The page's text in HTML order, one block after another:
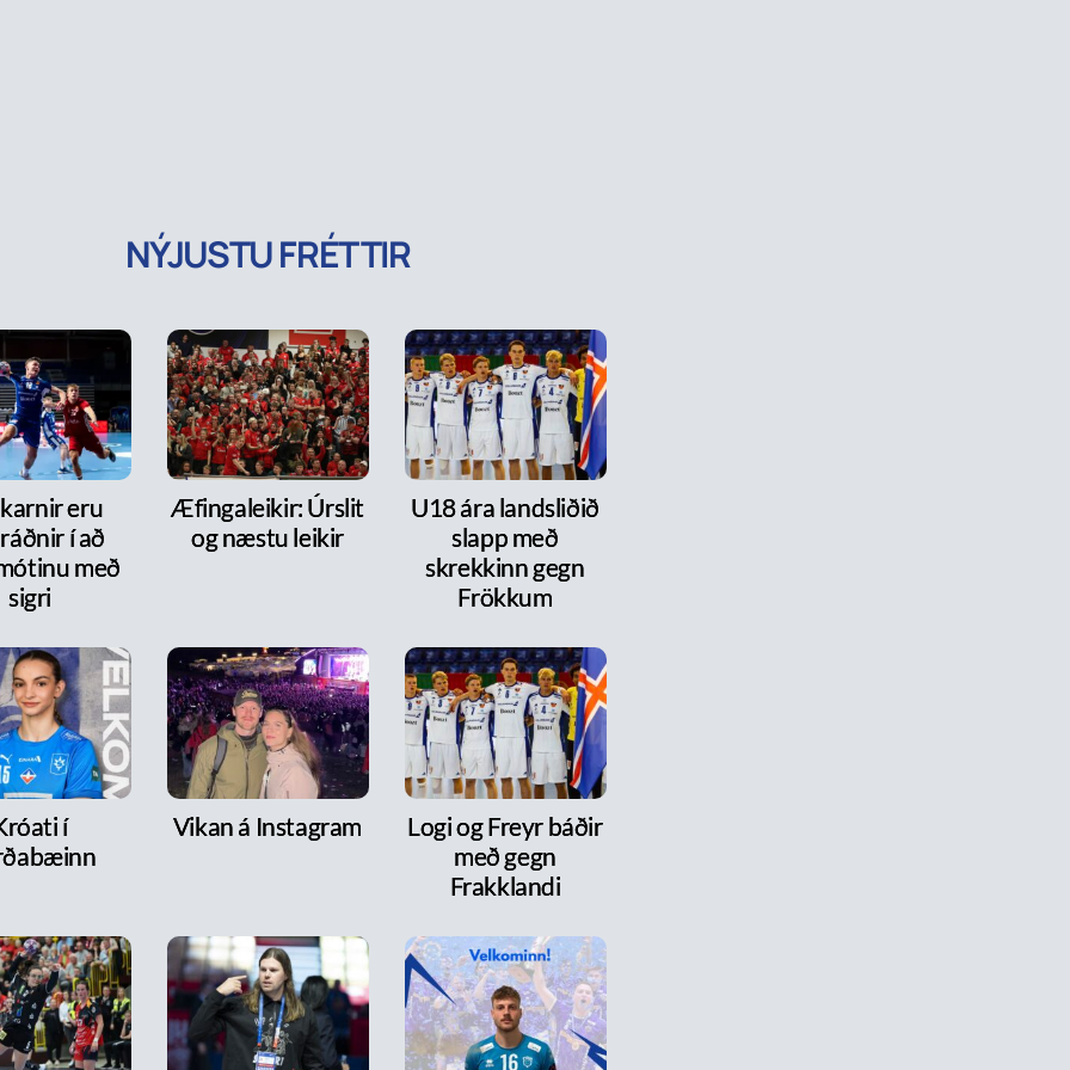
NÝJUSTU FRÉTTIR
eru
í að
með
sigri
Æfingaleikir: Úrslit
og næstu leikir
U18 ára landsliðið
slapp með
skrekkinn gegn
Frökkum
í
Vikan á Instagram
Logi og Freyr báðir
með gegn
Frakklandi